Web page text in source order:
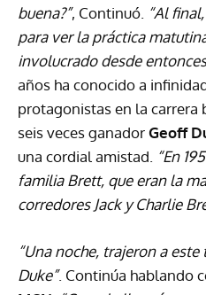
buena?”, Continuó. “Al
para ver la práctica
involucrado desde entonces
años ha conocido a
protagonistas en la carrera
seis veces ganadorGeoff
una cordial amistad. “En
familia Brett, que eran la
corredores Jack y Charlie
“Una noche, trajeron a
Duke”. Continúa hablando